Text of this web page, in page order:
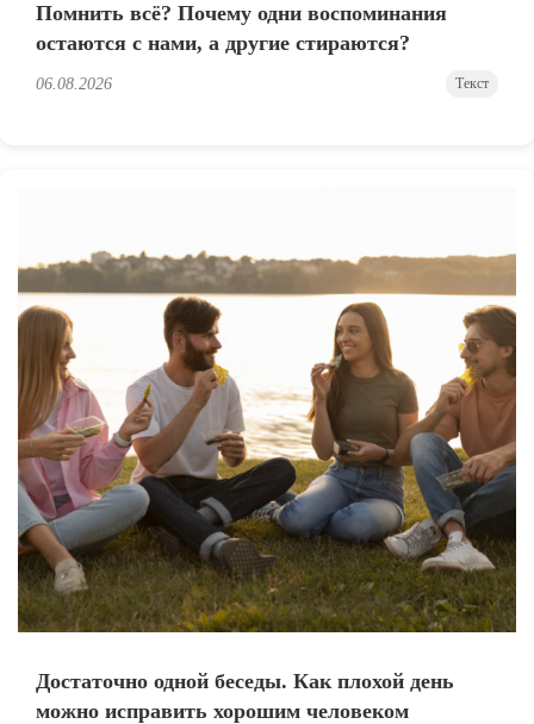
Помнить всё? Почему одни воспоминания
остаются с нами, а другие стираются?
06.08.2026 Текст
Достаточно одной беседы. Как плохой день
можно исправить хорошим человеком